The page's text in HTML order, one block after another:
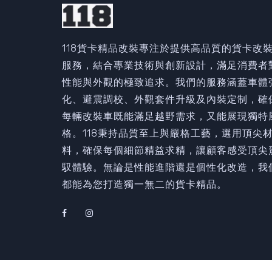
118貨卡精品改裝專注於提供高品質的貨卡改
服務，結合專業技術與創新設計，滿足消費者
性能與外觀的極致追求。我們的服務涵蓋車體
化、避震調校、外觀套件升級及內裝定制，確
每輛改裝車既能滿足越野需求，又能展現獨特
格。118秉持品質至上與嚴格工藝，選用頂尖
料，確保每個細節精益求精，讓顧客感受頂尖
馭體驗。無論是性能進階還是個性化改造，我
都能為您打造獨一無二的貨卡精品。